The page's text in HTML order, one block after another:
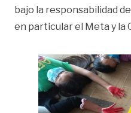
bajo la responsabilidad
en particular el Meta y la